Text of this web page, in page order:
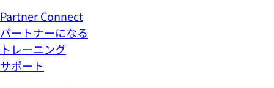
Partner Connect
パートナーになる
トレーニング
サポート